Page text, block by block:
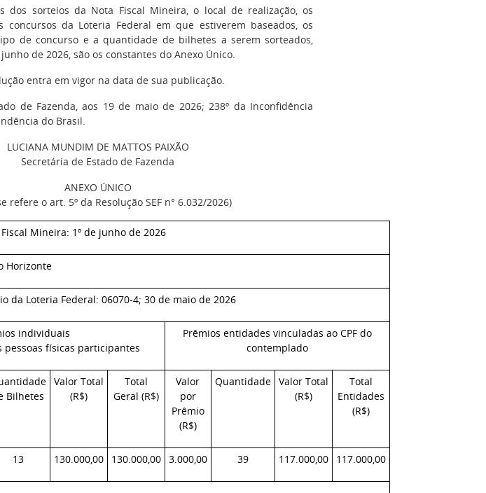
dos sorteios da Nota Fiscal Mineira, o local de realização, os
concursos da Loteria Federal em que estiverem baseados, os
de concurso e a quantidade de bilhetes a serem sorteados,
de 2026, são os constantes do Anexo Único.
entra em vigor na data de sua publicação.
de Fazenda, aos 19 de maio de 2026; 238º da Inconfidência
do Brasil.
LUCIANA MUNDIM DE MATTOS PAIXÃO
Secretária de Estado de Fazenda
ANEXO ÚNICO
refere o art. 5º da Resolução SEF n° 6.032/2026)
Mineira: 1º de junho de 2026
Horizonte
da Loteria Federal: 06070-4; 30 de maio de 2026
individuais
físicas participantes
Prêmios entidades vinculadas ao CPF do
contemplado
Bilhetes
Valor Total
(R$)
Total
Geral (R$)
Valor
por
Prêmio
(R$)
Quantidade Valor Total
(R$)
Total
Entidades
(R$)
13 130.000,00 130.000,00 3.000,00 39 117.000,00 117.000,00